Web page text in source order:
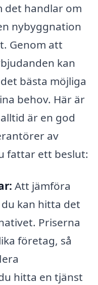
det handlar om
nybyggnation
Genom att
kan
bästa möjliga
behov. Här är
är en god
av
fattar ett beslut:
Att jämföra
kan hitta det
Priserna
företag, så
hitta en tjänst